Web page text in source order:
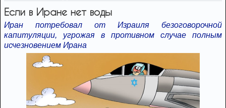
Если в Иране нет воды
Иран потребовал от Израиля безоговорочной
капитуляции, угрожая в противном случае полным
исчезновением Ирана